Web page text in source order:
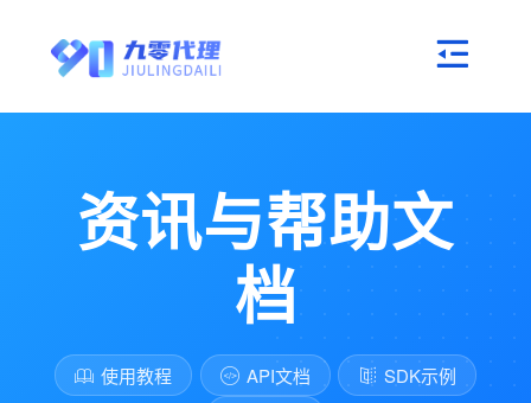
资讯与帮助文
档
使用教程 API文档
SDK示例